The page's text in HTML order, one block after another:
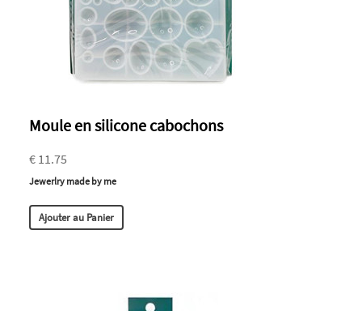
Moule en silicone cabochons
€ 11.75
Jewerlry made by me
Ajouter au Panier